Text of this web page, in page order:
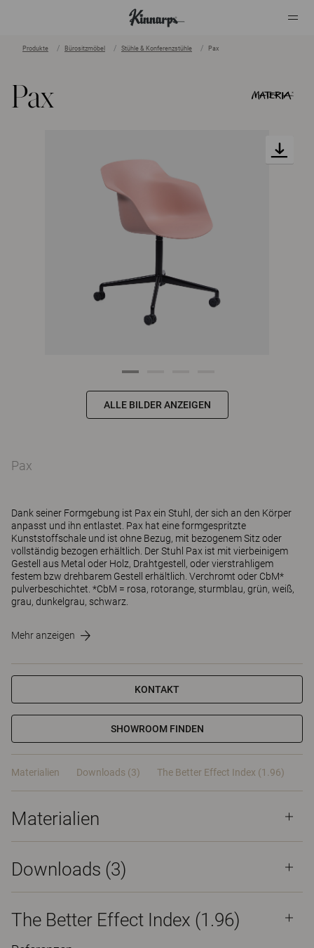
Produkte Bürositzmöbel Stühle & Konferenzstühle Pax
Pax
ALLE BILDER ANZEIGEN
Pax
Dank seiner Formgebung ist Pax ein Stuhl, der sich an den Körper
anpasst und ihn entlastet. Pax hat eine formgespritzte
Kunststoffschale und ist ohne Bezug, mit bezogenem Sitz oder
vollständig bezogen erhältlich. Der Stuhl Pax ist mit vierbeinigem
Gestell aus Metal oder Holz, Drahtgestell, oder vierstrahligem
festem bzw drehbarem Gestell erhältlich. Verchromt oder CbM*
pulverbeschichtet. *CbM = rosa, rotorange, sturmblau, grün, weiß,
grau, dunkelgrau, schwarz.
Mehr anzeigen
KONTAKT
SHOWROOM FINDEN
Materialien Downloads (3) The Better Effect Index (1.96)
Materialien
Downloads (3)
The Better Effect Index (1.96)